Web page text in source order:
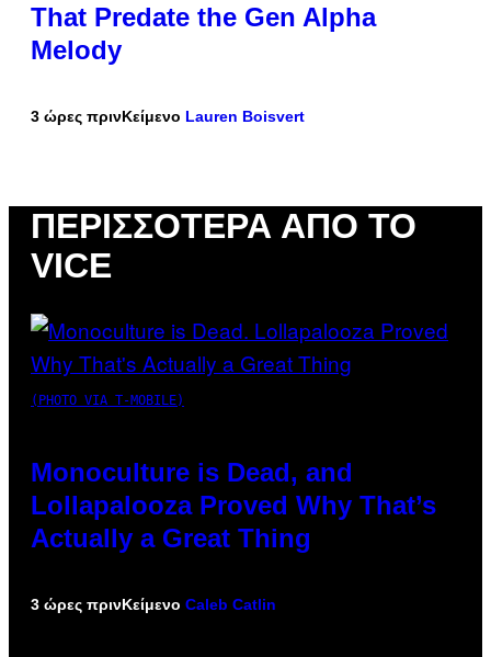
That Predate the Gen Alpha
Melody
3 ώρες πρινΚείμενο Lauren Boisvert
ΠΕΡΙΣΣΌΤΕΡΑ ΑΠΌ ΤΟ
VICE
(PHOTO VIA T-MOBILE)
Monoculture is Dead, and
Lollapalooza Proved Why That’s
Actually a Great Thing
3 ώρες πρινΚείμενο Caleb Catlin